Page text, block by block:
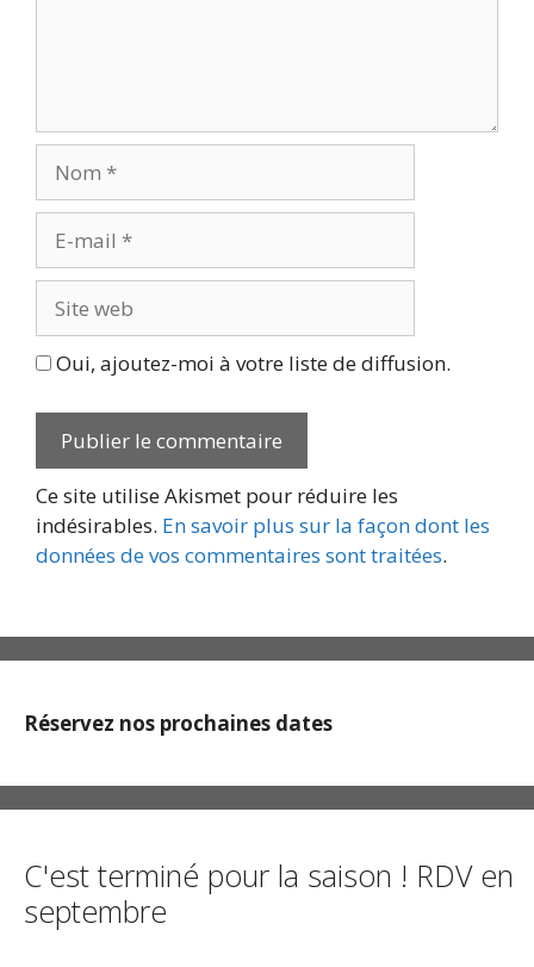
mail
web
Oui, ajoutez-moi à votre liste de diffusion.
Ce site utilise Akismet pour réduire les
indésirables. En savoir plus sur la façon dont les
données de vos commentaires sont traitées.
Réservez nos prochaines dates
C'est terminé pour la saison ! RDV en
septembre